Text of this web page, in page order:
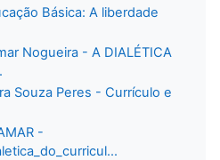
Básica: A liberdade
Nogueira - A DIALÉTICA
Souza Peres - Currículo e
-